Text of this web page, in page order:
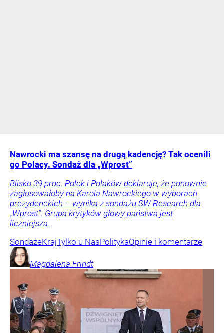
Nawrocki ma szansę na drugą kadencję? Tak ocenili
go Polacy. Sondaż dla „Wprost”
Blisko 39 proc. Polek i Polaków deklaruje, że ponownie
zagłosowałoby na Karola Nawrockiego w wyborach
prezydenckich – wynika z sondażu SW Research dla
„Wprost”. Grupa krytyków głowy państwa jest
liczniejsza.
SondażeKrajTylko u NasPolitykaOpinie i komentarze
Magdalena Frindt